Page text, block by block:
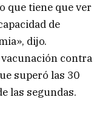
que tiene que ver
de
dijo.
contra
superó las 30
las segundas.